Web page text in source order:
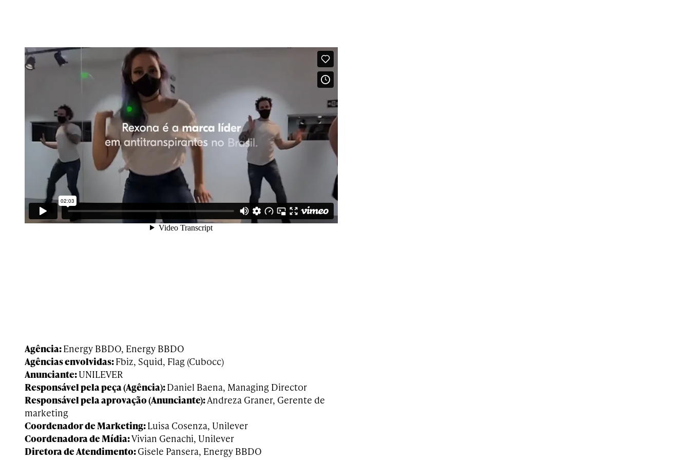
Agência:Energy BBDO, Energy BBDO
Agências envolvidas:Fbiz, Squid, Flag (Cubocc)
Anunciante:UNILEVER
Responsável pela peça (Agência):Daniel Baena, Managing Director
Responsável pela aprovação (Anunciante):Andreza Graner, Gerente de
marketing
Coordenador de Marketing:Luisa Cosenza, Unilever
Coordenadora de Mídia:Vivian Genachi, Unilever
Diretora de Atendimento:Gisele Pansera, Energy BBDO